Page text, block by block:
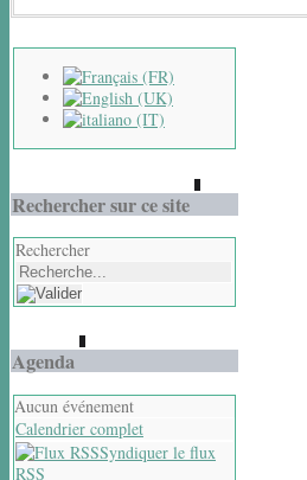
Rechercher sur ce site
Rechercher
Agenda
Aucun événement
Calendrier complet
Syndiquer le flux
RSS